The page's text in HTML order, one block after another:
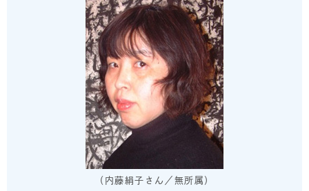
（内藤絹子さん／無所属）